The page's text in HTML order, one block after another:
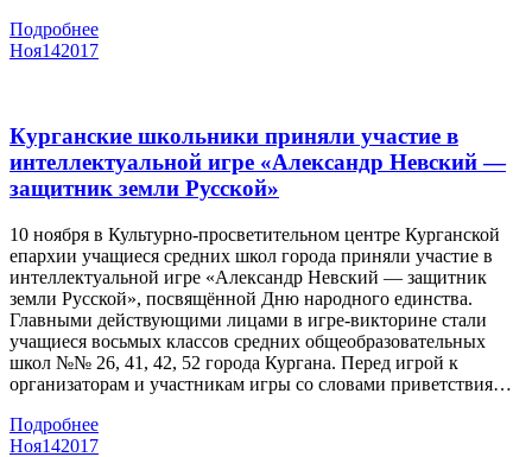
Подробнее
Ноя142017
Курганские школьники приняли участие в
интеллектуальной игре «Александр Невский —
защитник земли Русской»
10 ноября в Культурно-просветительном центре Курганской
епархии учащиеся средних школ города приняли участие в
интеллектуальной игре «Александр Невский — защитник
земли Русской», посвящённой Дню народного единства.
Главными действующими лицами в игре-викторине стали
учащиеся восьмых классов средних общеобразовательных
школ №№ 26, 41, 42, 52 города Кургана. Перед игрой к
организаторам и участникам игры со словами приветствия…
Подробнее
Ноя142017